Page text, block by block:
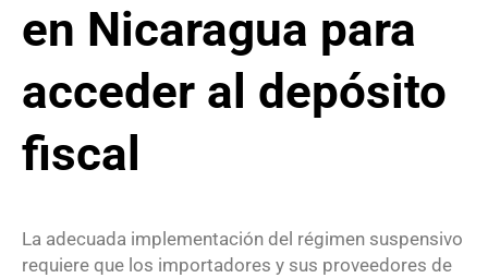
en Nicaragua para
acceder al depósito
fiscal
La adecuada implementación del régimen suspensivo
requiere que los importadores y sus proveedores de